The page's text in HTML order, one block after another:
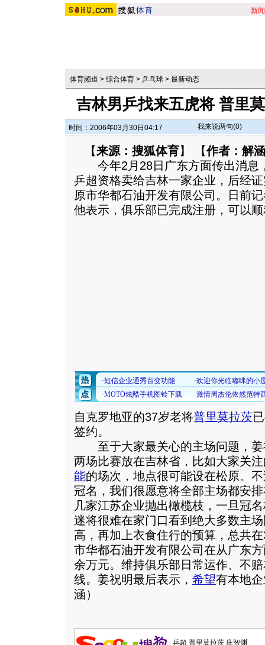
新闻
体育频道 > 综合体育 > 乒乓球 > 最新动态
吉林男乒找来五虎将 普里
时间：2006年03月30日04:17 我来说两句(0)
【来源：搜狐体育】 【作者：解涵
今年2月28日广东方面传出消息
乒超资格卖给吉林一家企业，后经
原市华都石油开发有限公司。日前
他表示，俱乐部已完成注册，可以
自克罗地亚的37岁老将普里莫拉茨
签约。
至于大家最关心的主场问题，姜
两场比赛放在吉林省，比如大家关
能的场次，地点很可能设在松原。
冠名，我们很愿意将全部主场都安
几家江苏企业抛出橄榄枝，一旦冠
迷将很难在家门口看到绝大多数主
高，再加上衣食住行的预算，总共
市华都石油开发有限公司在从广东
余万元。维持俱乐部日常运作、不
线。姜祝明最后表示， 希望有本地
涵）